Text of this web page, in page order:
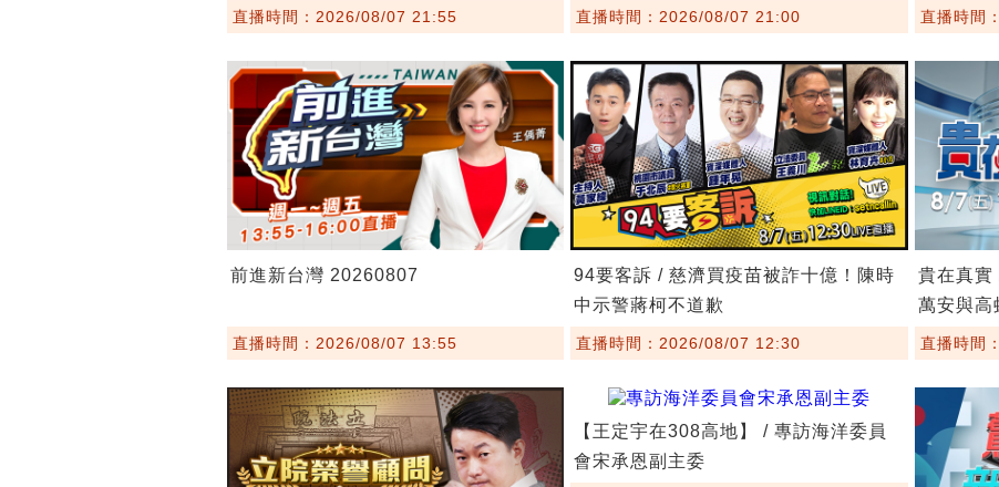
直播時間：2026/08/07 21:55 直播時間：2026/08/07 21:00 直播時間
前進新台灣 20260807
直播時間：2026/08/07 13:55
94要客訴 / 慈濟買疫苗被詐十億！陳時
中示警蔣柯不道歉
直播時間：2026/08/07 12:30
貴在真實
萬安與高
直播時間
【王定宇在308高地】 / 專訪海洋委員
會宋承恩副主委